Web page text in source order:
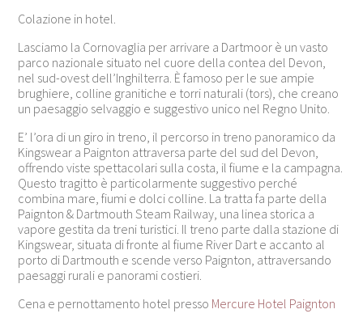
Colazione in hotel.
Lasciamo la Cornovaglia per arrivare a Dartmoor è un vasto
parco nazionale situato nel cuore della contea del Devon
nel sud-ovest dell’Inghilterra . È famoso per le sue ampie
brughiere, colline granitiche e torri naturali (tors), che creano
un paesaggio selvaggio e suggestivo unico nel Regno Unito.
E’ l’ora di un giro in treno, il percorso in treno panoramico da
Kingswear a Paignton attraversa parte del sud del Devon,
offrendo viste spettacolari sulla costa, il fiume e la campagna.
Questo tragitto è particolarmente suggestivo perché
combina mare, fiumi e dolci colline. La tratta fa parte della
Paignton & Dartmouth Steam Railway, una linea storica a
vapore gestita da treni turistici. Il treno parte dalla stazione di
Kingswear, situata di fronte al fiume River Dart e accanto al
porto di Dartmouth e scende verso Paignton, attraversando
paesaggi rurali e panorami costieri.
Cena e pernottamento hotel presso Mercure Hotel Paignton